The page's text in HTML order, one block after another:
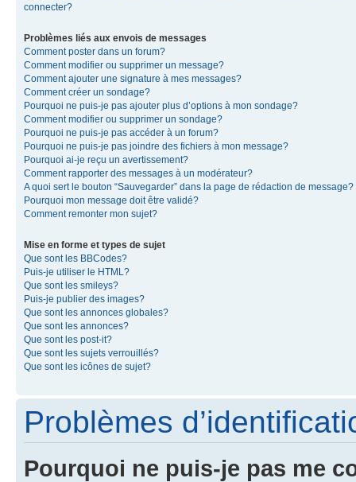
connecter?
Problèmes liés aux envois de messages
Comment poster dans un forum?
Comment modifier ou supprimer un message?
Comment ajouter une signature à mes messages?
Comment créer un sondage?
Pourquoi ne puis-je pas ajouter plus d’options à mon sondage?
Comment modifier ou supprimer un sondage?
Pourquoi ne puis-je pas accéder à un forum?
Pourquoi ne puis-je pas joindre des fichiers à mon message?
Pourquoi ai-je reçu un avertissement?
Comment rapporter des messages à un modérateur?
A quoi sert le bouton “Sauvegarder” dans la page de rédaction de message?
Pourquoi mon message doit être validé?
Comment remonter mon sujet?
Mise en forme et types de sujet
Que sont les BBCodes?
Puis-je utiliser le HTML?
Que sont les smileys?
Puis-je publier des images?
Que sont les annonces globales?
Que sont les annonces?
Que sont les post-it?
Que sont les sujets verrouillés?
Que sont les icônes de sujet?
Problèmes
Pourquoi ne puis-je pas me